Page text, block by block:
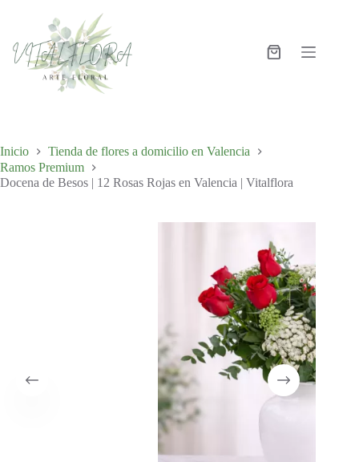
Inicio
Tienda de flores a domicilio en Valencia
Ramos Premium
Docena de Besos | 12 Rosas Rojas en Valencia | Vitalflora